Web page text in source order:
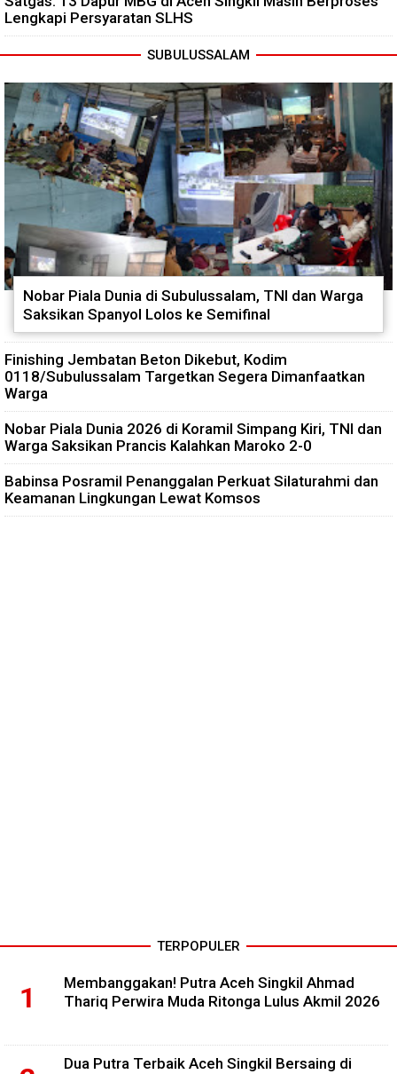
Lengkapi Persyaratan SLHS
SUBULUSSALAM
Nobar Piala Dunia di Subulussalam, TNI dan Warga
Saksikan Spanyol Lolos ke Semifinal
Finishing Jembatan Beton Dikebut, Kodim
0118/Subulussalam Targetkan Segera Dimanfaatkan
Warga
Nobar Piala Dunia 2026 di Koramil Simpang Kiri, TNI dan
Warga Saksikan Prancis Kalahkan Maroko 2-0
Babinsa Posramil Penanggalan Perkuat Silaturahmi dan
Keamanan Lingkungan Lewat Komsos
TERPOPULER
Membanggakan! Putra Aceh Singkil Ahmad
Thariq Perwira Muda Ritonga Lulus Akmil 2026
Dua Putra Terbaik Aceh Singkil Bersaing di